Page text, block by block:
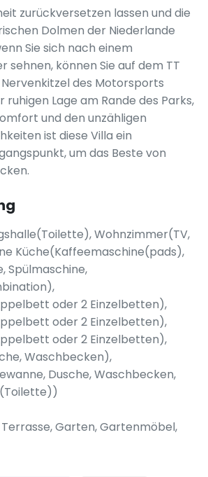
zurückversetzen lassen und die
Dolmen der Niederlande
Sie sich nach einem
sehnen, können Sie auf dem TT
des Motorsports
ruhigen Lage am Rande des Parks,
und den unzähligen
ist diese Villa ein
um das Beste von
Wohnzimmer(TV,
Küche(Kaffeemaschine(pads),
Spülmaschine,
oder 2 Einzelbetten),
oder 2 Einzelbetten),
oder 2 Einzelbetten),
Waschbecken),
Dusche, Waschbecken,
Garten, Gartenmöbel,